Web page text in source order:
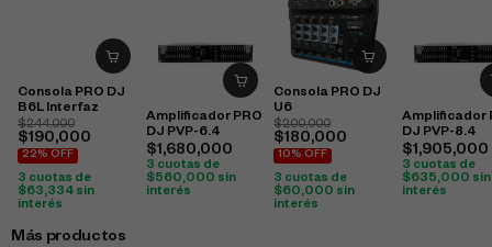
Consola PRO DJ
B6L Interfaz
$244,000
$190,000
22% OFF
3 cuotas de
$63,334 sin
interés
Amplificador PRO
DJ PVP-6.4
$1,680,000
3 cuotas de
$560,000 sin
interés
Consola PRO DJ
U6
$200,000
$180,000
10% OFF
3 cuotas de
$60,000 sin
interés
Amplificador
DJ PVP-8.4
$1,905,000
3 cuotas de
$635,000 sin
interés
Más productos